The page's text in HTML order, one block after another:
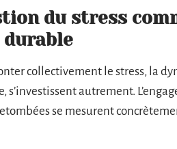
du stress
collectivement le stress, la
s’investissent autrement.
se mesurent